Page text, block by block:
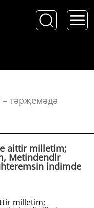
– тәрҗемәдә
aittir milletim;
Metindendir
indimde
milletim;